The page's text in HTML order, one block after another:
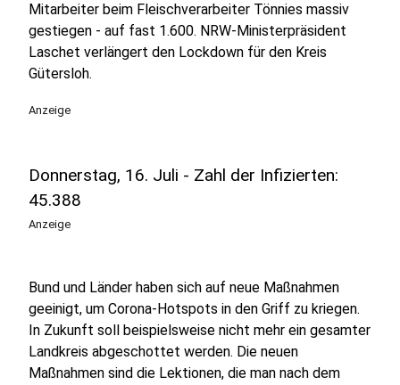
Mitarbeiter beim Fleischverarbeiter Tönnies massiv
gestiegen - auf fast 1.600. NRW-Ministerpräsident
Laschet verlängert den Lockdown für den Kreis
Gütersloh.
Anzeige
Donnerstag, 16. Juli - Zahl der Infizierten:
45.388
Anzeige
Bund und Länder haben sich auf neue Maßnahmen
geeinigt, um Corona-Hotspots in den Griff zu kriegen.
In Zukunft soll beispielsweise nicht mehr ein gesamter
Landkreis abgeschottet werden. Die neuen
Maßnahmen sind die Lektionen, die man nach dem